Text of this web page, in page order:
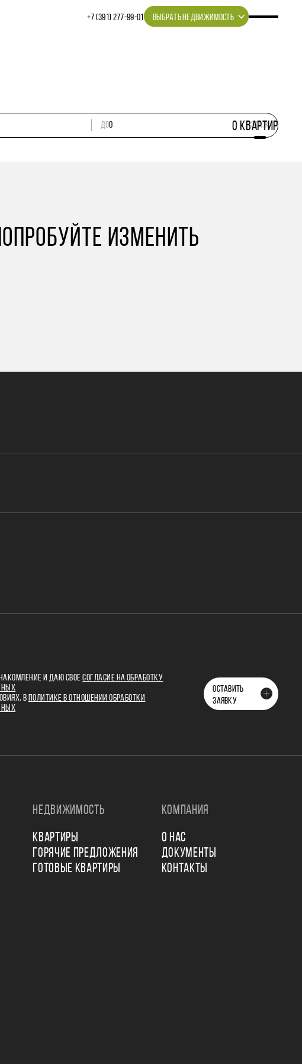
+7 (391) 277‒99‒01 ВЫБРАТЬ НЕДВИЖИМОСТЬ
ДО этаж
0 КВАРТИР
ИЗМЕНИТЬ
И ДАЮ СВОЕСОГЛАСИЕ НА ОБРАБОТКУ
В
ПОЛИТИКЕ В ОТНОШЕНИИ ОБРАБОТКИ
ОСТАВИТЬ
ЗАЯВКУ
НЕДВИЖИМОСТЬ
КВАРТИРЫ
ГОРЯЧИЕ ПРЕДЛОЖЕНИЯ
ГОТОВЫЕ КВАРТИРЫ
КОМПАНИЯ
О НАС
ДОКУМЕНТЫ
КОНТАКТЫ